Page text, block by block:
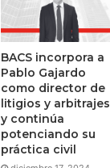
BACS incorpora a
Pablo Gajardo
como director de
litigios y arbitrajes
y continúa
potenciando su
práctica civil